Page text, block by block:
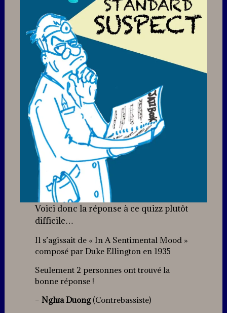
Voici donc la réponse à ce quizz plutôt
difficile…
Il s’agissait de « In A Sentimental Mood »
composé par Duke Ellington en 1935
Seulement 2 personnes ont trouvé la
bonne réponse !
– Nghĩa Duong (Contrebassiste)